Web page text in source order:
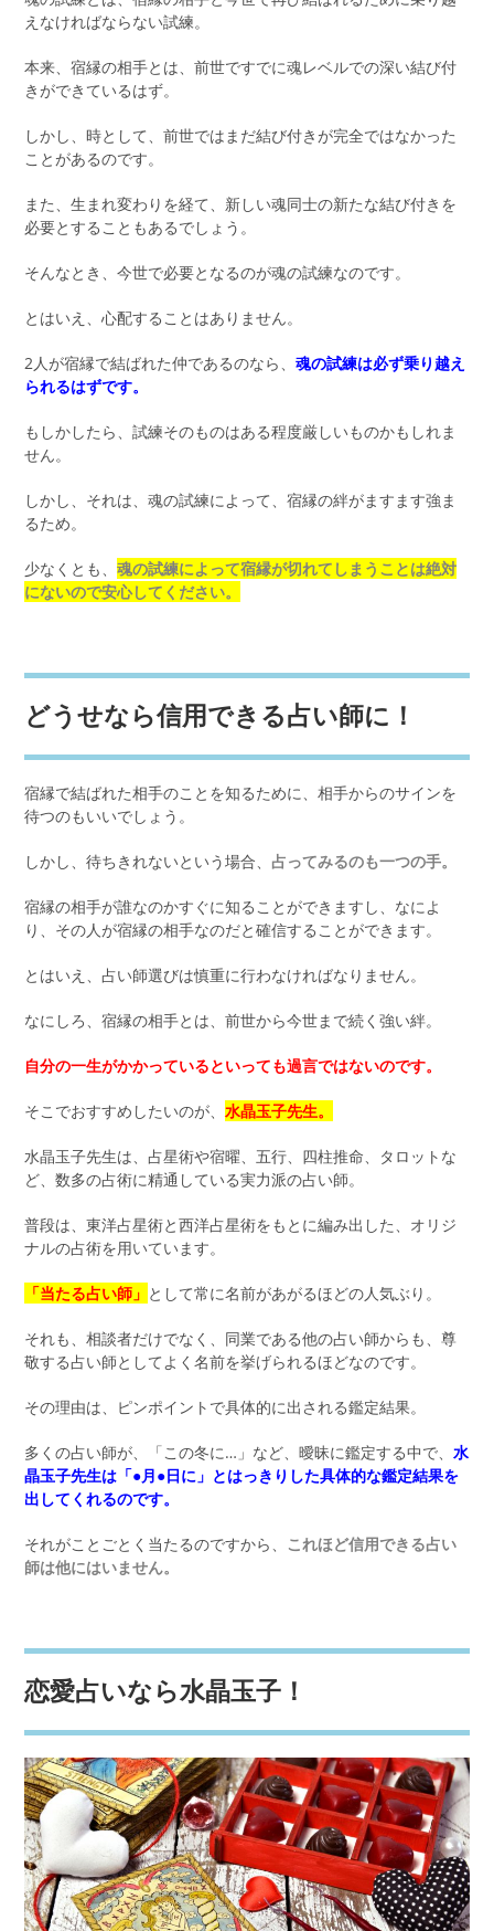
えなければならない試練。
本来、宿縁の相手とは、前世ですでに魂レベルでの深い結び付
きができているはず。
しかし、時として、前世ではまだ結び付きが完全ではなかった
ことがあるのです。
また、生まれ変わりを経て、新しい魂同士の新たな結び付きを
必要とすることもあるでしょう。
そんなとき、今世で必要となるのが魂の試練なのです。
とはいえ、心配することはありません。
2人が宿縁で結ばれた仲であるのなら、魂の試練は必ず乗り越え
られるはずです。
もしかしたら、試練そのものはある程度厳しいものかもしれま
せん。
しかし、それは、魂の試練によって、宿縁の絆がますます強ま
るため。
少なくとも、魂の試練によって宿縁が切れてしまうことは絶対
にないので安心してください。
どうせなら信用できる占い師に！
宿縁で結ばれた相手のことを知るために、相手からのサインを
待つのもいいでしょう。
しかし、待ちきれないという場合、 占ってみるのも一つの手。
宿縁の相手が誰なのかすぐに知ることができますし、なによ
り、その人が宿縁の相手なのだと確信することができます。
とはいえ、占い師選びは慎重に行わなければなりません。
なにしろ、宿縁の相手とは、前世から今世まで続く強い絆。
自分の一生がかかっているといっても過言ではないのです。
そこでおすすめしたいのが、水晶玉子先生。
水晶玉子先生は、占星術や宿曜、五行、四柱推命、タロットな
ど、数多の占術に精通している実力派の占い師。
普段は、東洋占星術と西洋占星術をもとに編み出した、オリジ
ナルの占術を用いています。
「当たる占い師」 として常に名前があがるほどの人気ぶり。
それも、相談者だけでなく、同業である他の占い師からも、尊
敬する占い師としてよく名前を挙げられるほどなのです。
その理由は、ピンポイントで具体的に出される鑑定結果。
多くの占い師が、「この冬に…」など、曖昧に鑑定する中で、水
晶玉子先生は「●月●日に」とはっきりした具体的な鑑定結果を
出してくれるのです。
それがことごとく当たるのですから、 これほど信用できる占い
師は他にはいません。
恋愛占いなら水晶玉子！